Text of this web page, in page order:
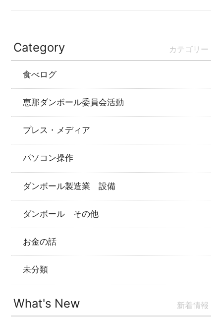
Category カテゴリー
食べログ
恵那ダンボール委員会活動
プレス・メディア
パソコン操作
ダンボール製造業 設備
ダンボール その他
お金の話
未分類
What's New 新着情報